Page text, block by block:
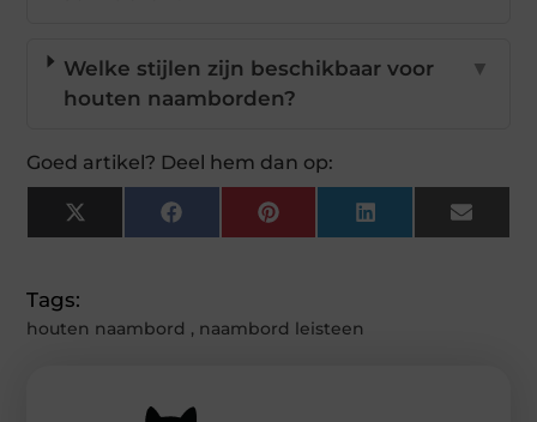
Welke stijlen zijn beschikbaar voor
houten naamborden?
▼
Goed artikel? Deel hem dan op:
X
(Twitter)
FacebookPinterestLinkedInEmail
Tags:
houten naambord , naambord leisteen